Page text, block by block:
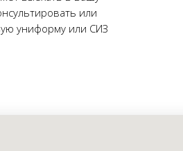
или
униформу или СИЗ